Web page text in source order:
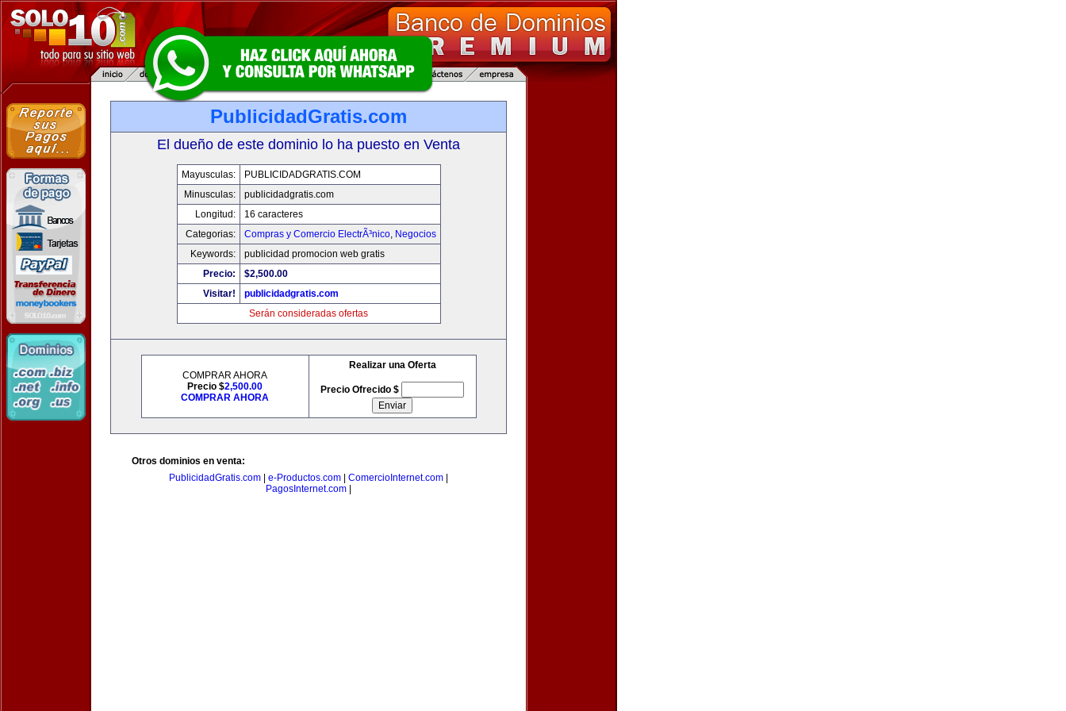
PublicidadGratis.com
El dueño de este dominio lo ha puesto en Venta
Mayusculas:
PUBLICIDADGRATIS.COM
Minusculas:
publicidadgratis.com
Longitud:
16 caracteres
Categorias:
Compras y Comercio ElectrÃ³nico, Negocios
Keywords:
publicidad promocion web gratis
Precio:
$2,500.00
Visitar!
publicidadgratis.com
Serán consideradas ofertas
COMPRAR AHORA
Precio $2,500.00
COMPRAR AHORA
Realizar una Oferta
Precio Ofrecido $
Otros dominios en venta:
PublicidadGratis.com
e-Productos.com ComercioInternet.com
PagosInternet.com